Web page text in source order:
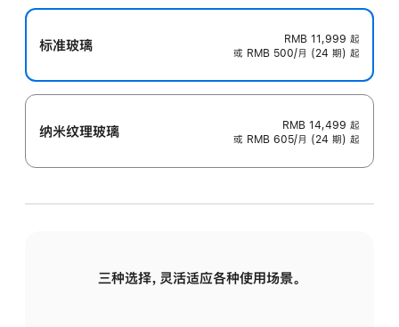
标准玻璃 RMB 11,999 起
或 RMB 500/月 (24 期) 起
纳米纹理玻璃 RMB 14,499 起
或 RMB 605/月 (24 期) 起
三种选择，灵活适应各种使用场景。